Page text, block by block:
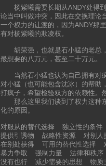
杨紫曦需要长期从ANDY处得到
论当中叫做冲突，因此在交换理论
一个权力的让渡的，因为ANDY那
有对杨紫曦的欺凌权。
胡荣强，也就是石小猛的老总，
最想要的八万元，甚至二十万元。
当然石小猛也认为自己拥有对疯
对小猛（也可能包含沈冰）的帮助
打疯子，希望检验双方的依赖性。
那么这里我们谈到了权力这种东
化的原因。
对服从的替代选择 独立性的条
提供引诱物 战略性资源 对别人
在别处获得 可用的替代性选择
暴力争取 强制力量 法律和秩
没有也行 减少需要的思想 物质